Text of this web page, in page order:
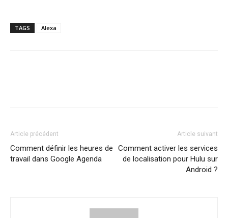
TAGS Alexa
Article précédent
Comment définir les heures de
travail dans Google Agenda
Article suivant
Comment activer les services
de localisation pour Hulu sur
Android ?